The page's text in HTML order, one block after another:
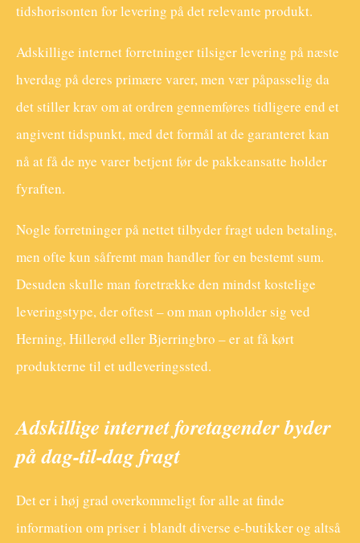
tidshorisonten for levering på det relevante produkt.
Adskillige internet forretninger tilsiger levering på næste
hverdag på deres primære varer, men vær påpasselig da
det stiller krav om at ordren gennemføres tidligere end et
angivent tidspunkt, med det formål at de garanteret kan
nå at få de nye varer betjent før de pakkeansatte holder
fyraften.
Nogle forretninger på nettet tilbyder fragt uden betaling,
men ofte kun såfremt man handler for en bestemt sum.
Desuden skulle man foretrække den mindst kostelige
leveringstype, der oftest – om man opholder sig ved
Herning, Hillerød eller Bjerringbro – er at få kørt
produkterne til et udleveringssted.
Adskillige internet foretagender byder
på dag-til-dag fragt
Det er i høj grad overkommeligt for alle at finde
information om priser i blandt diverse e-butikker og altså